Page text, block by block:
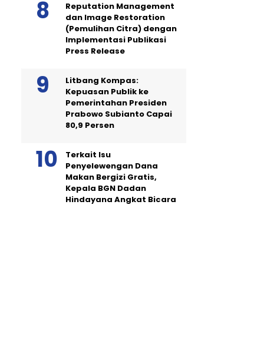
Reputation Management
dan Image Restoration
(Pemulihan Citra) dengan
Implementasi Publikasi
Press Release
Litbang Kompas:
Kepuasan Publik ke
Pemerintahan Presiden
Prabowo Subianto Capai
80,9 Persen
Terkait Isu
Penyelewengan Dana
Makan Bergizi Gratis,
Kepala BGN Dadan
Hindayana Angkat Bicara